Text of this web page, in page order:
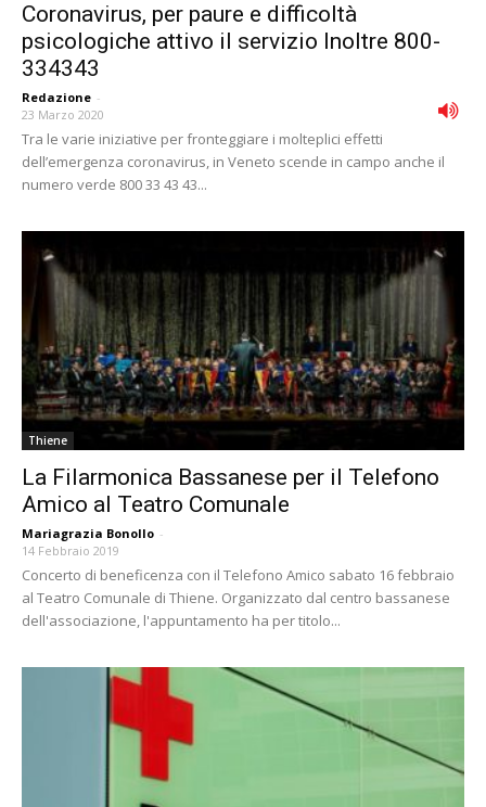
Coronavirus, per paure e difficoltà
psicologiche attivo il servizio Inoltre 800-
334343
Redazione -
23 Marzo 2020
Tra le varie iniziative per fronteggiare i molteplici effetti
dell’emergenza coronavirus, in Veneto scende in campo anche il
numero verde 800 33 43 43...
Thiene
La Filarmonica Bassanese per il Telefono
Amico al Teatro Comunale
Mariagrazia Bonollo -
14 Febbraio 2019
Concerto di beneficenza con il Telefono Amico sabato 16 febbraio
al Teatro Comunale di Thiene. Organizzato dal centro bassanese
dell'associazione, l'appuntamento ha per titolo...